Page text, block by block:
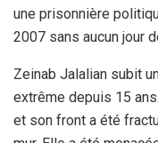
une prisonnière
2007 sans aucun jour
Zeinab Jalalian subit
extrême depuis 15
et son front a été